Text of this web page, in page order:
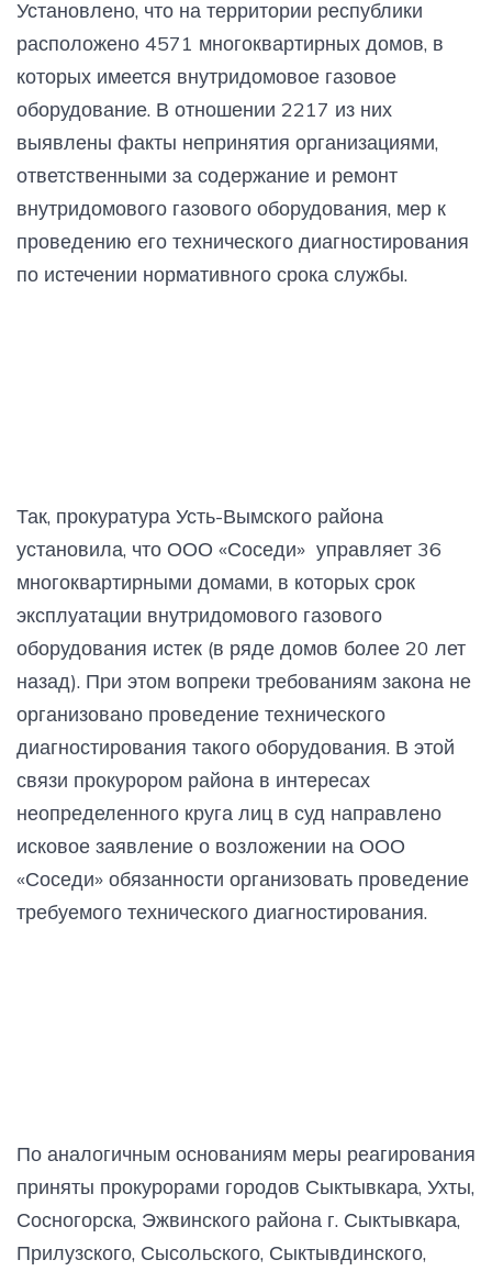
Установлено, что на территории республики
расположено 4571 многоквартирных домов, в
которых имеется внутридомовое газовое
оборудование. В отношении 2217 из них
выявлены факты непринятия организациями,
ответственными за содержание и ремонт
внутридомового газового оборудования, мер к
проведению его технического диагностирования
по истечении нормативного срока службы.
Так, прокуратура Усть-Вымского района
установила, что ООО «Соседи» управляет 36
многоквартирными домами, в которых срок
эксплуатации внутридомового газового
оборудования истек (в ряде домов более 20 лет
назад). При этом вопреки требованиям закона не
организовано проведение технического
диагностирования такого оборудования. В этой
связи прокурором района в интересах
неопределенного круга лиц в суд направлено
исковое заявление о возложении на ООО
«Соседи» обязанности организовать проведение
требуемого технического диагностирования.
По аналогичным основаниям меры реагирования
приняты прокурорами городов Сыктывкара, Ухты,
Сосногорска, Эжвинского района г. Сыктывкара,
Прилузского, Сысольского, Сыктывдинского,